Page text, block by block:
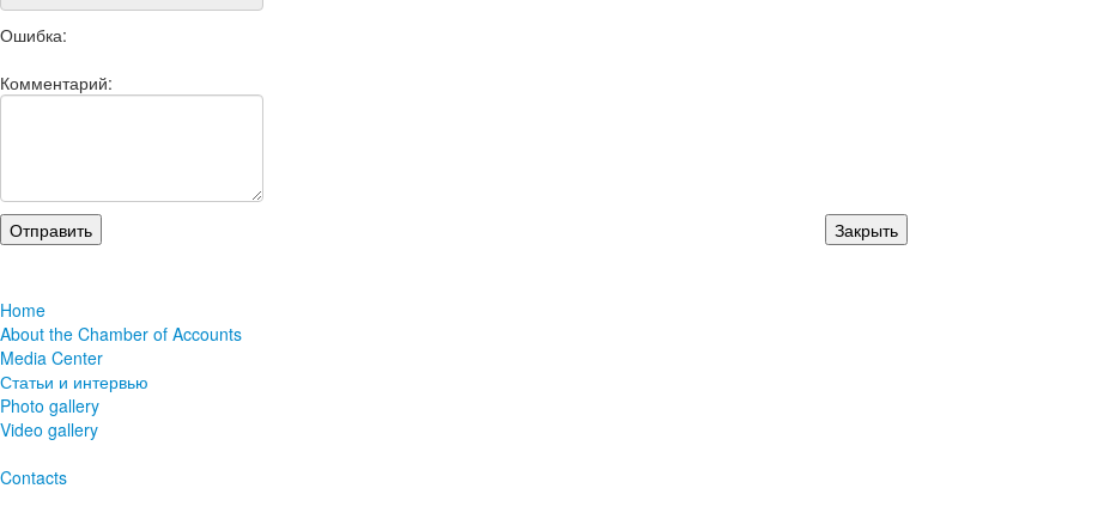
Ошибка:
Комментарий:
Home
About the Chamber of Accounts
Media Center
Статьи и интервью
Photo gallery
Video gallery
Contacts